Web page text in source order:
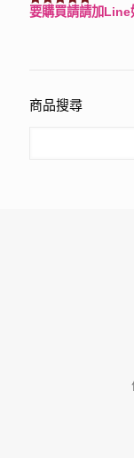
評分3150滿分 5
要購買請請加Line
商品搜尋